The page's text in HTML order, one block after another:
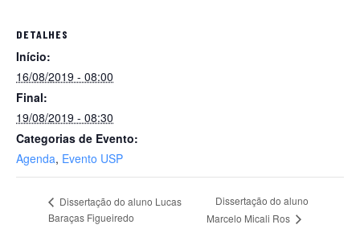
DETALHES
Início:
16/08/2019 - 08:00
Final:
19/08/2019 - 08:30
Categorias de Evento:
Agenda, Evento USP
Dissertação do aluno Lucas
Baraças Figueiredo
Dissertação do aluno
Marcelo Micali Ros